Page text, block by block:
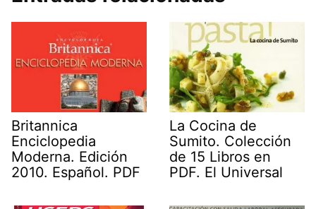
Britannica
Enciclopedia
Moderna. Edición
2010. Español. PDF
La Cocina de
Sumito. Colección
de 15 Libros en
PDF. El Universal